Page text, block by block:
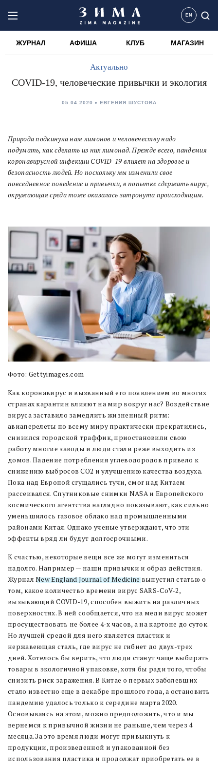
EN
ЖУРНАЛ АФИША КЛУБ МАГАЗИН
Актуально
COVID-19, человеческие привычки и экология
05.04.2020 ЕВГЕНИЯ ШУСТОВА
Природа подкинула нам лимонов и человечеству надо
подумать, как сделать из них лимонад. Прежде всего, пандемия
коронавирусной инфекции COVID-19 влияет на здоровье и
безопасность людей. Но поскольку мы изменили свое
повседневное поведение и привычки, в попытке сдержать вирус,
окружающая среда тоже оказалась затронута происходящим.
Фото: Gettyimages.com
Как коронавирус и вызванный его появлением во многих
странах карантин влияют на мир вокруг нас? Воздействие
вируса заставило замедлить жизненный ритм:
авиаперелеты по всему миру практически прекратились,
снизился городской траффик, приостановили свою
работу многие заводы и люди стали реже выходить из
домов. Падение потребления углеводородов привело к
снижению выбросов CO2 и улучшению качества воздуха.
Пока над Европой сгущались тучи, смог над Китаем
рассеивался. Спутниковые снимки NASA и Европейского
космического агентства наглядно показывают, как сильно
уменьшилось газовое облако над промышленными
районами Китая. Однако ученые утверждают, что эти
эффекты вряд ли будут долгосрочными.
К счастью, некоторые вещи все же могут измениться
надолго. Например — наши привычки и образ действия.
ЖурналNew England Journal of Medicineвыпустил статью о
том, какое количество времени вирус SARS-CoV-2,
вызывающий COVID-19, способен выжить на различных
поверхностях. В ней сообщается, что на меди вирус может
просуществовать не более 4-х часов, а на картоне до суток.
Но лучшей средой для него является пластик и
нержавеющая сталь, где вирус не гибнет до двух-трех
дней. Хотелось бы верить, что люди станут чаще выбирать
товары в экологичной упаковке, хотя бы ради того, чтобы
снизить риск заражения. В Китае о первых заболевших
стало известно еще в декабре прошлого года, а остановить
пандемию удалось только к середине марта 2020.
Основываясь на этом, можно предположить, что и мы
вернемся к привычной жизни не раньше, чем через 4
месяца. За это время люди могут привыкнуть к
продукции, произведенной и упакованной без
использования пластика и продолжат приобретать ее в